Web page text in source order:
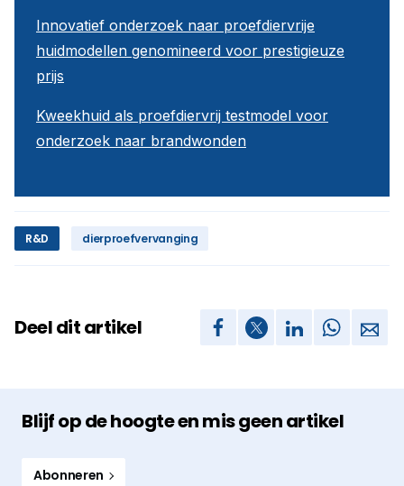
Innovatief onderzoek naar proefdiervrije
huidmodellen genomineerd voor prestigieuze
prijs
Kweekhuid als proefdiervrij testmodel voor
onderzoek naar brandwonden
R&D dierproefvervanging
Deel dit artikel
Blijf op de hoogte en mis geen artikel
Abonneren